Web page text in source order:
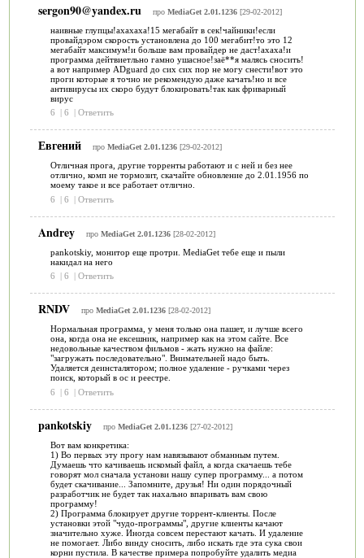
sergon90@yandex.ru про MediaGet 2.01.1236[29-02-2012]
наивные глупцы!ахахаха!15 мегабайт в сек!чайники!если
провайдэром скорость установлена до 100 мегабит!то это 12
мегабайт максимум!и больше вам провайдер не даст!ахаха!и
программа дейтвиетльно гамно ушасное!заё**я малясь сносить!
а вот например ADguard до сих сих пор не могу снести!вот это
проги которые я точно не рекомендую даже качать!но и все
антивирусы их скоро будут блокировать!так как фриварный
вирус
6
| 6 | Ответить
Евгений про MediaGet 2.01.1236[29-02-2012]
Отличная прога, другие торренты работают и с ней и без нее
отлично, комп не тормозит, скачайте обновление до 2.01.1956 по
моему такое и все работает отлично.
6
| 6 | Ответить
Andrey про MediaGet 2.01.1236[28-02-2012]
pankotskiy, монитор еще протри. MediaGet тебе еще и пыли
накидал на него
6
| 6 | Ответить
RNDV про MediaGet 2.01.1236[28-02-2012]
Нормальная программа, у меня только она пашет, и лучше всего
она, когда она не ексешник, например как на этом сайте. Все
недовольные качеством фильмов - жать нужно на файле:
"загружать последовательно". Внимательней надо быть.
Удаляется деинсталятором; полное удаление - ручками через
поиск, который в ос и реестре.
6
| 6 | Ответить
pankotskiy про MediaGet 2.01.1236[27-02-2012]
Вот вам конкретика:
1) Во первых эту прогу нам навязывают обманным путем.
Думаешь что качиваешь искомый файл, а когда скачаешь тебе
говорят мол сначала установи нашу супер программу... а потом
будет скачивание... Запомните, друзья! Ни один порядочный
разработчик не будет так нахально впаривать вам свою
программу!
2) Программа блокирует другие торрент-клиенты. После
установки этой "чудо-программы", другие клиенты качают
значительно хуже. Иногда совсем перестают качать. И удаление
не помогает. Либо винду сносить, либо искать где эта сука свои
корни пустила. В качестве примера попробуйте удалить медиа